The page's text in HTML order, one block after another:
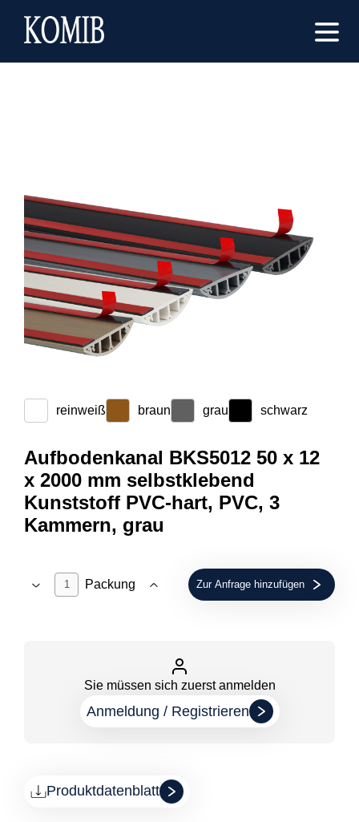
reinweiß braun grau schwarz
Aufbodenkanal BKS5012 50 x 12
x 2000 mm selbstklebend
Kunststoff PVC-hart, PVC, 3
Kammern, grau
Packung Zur Anfrage hinzufügen
Sie müssen sich zuerst anmelden
Anmeldung / Registrieren
Produktdatenblatt